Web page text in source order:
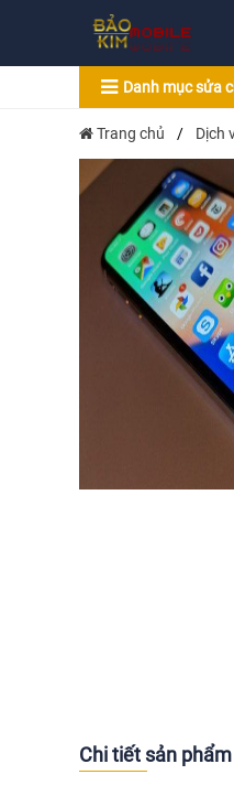
Danh mục sửa
Trang chủ / Dịch
Chi tiết sản phẩm